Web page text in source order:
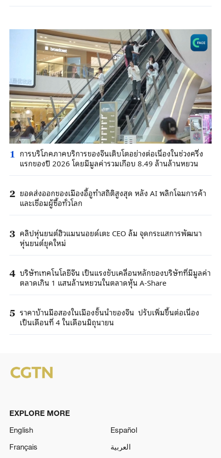
1 การบริโภคภาคบริการของจีนเติบโตอย่างต่อเนื่องในช่วงครึ่ง
แรกของปี 2026 โดยมีมูลค่ารวมเกือบ 8.49 ล้านล้านหยวน
2 ยอดส่งออกของเมืองอี้อูทำสถิติสูงสุด หลัง AI พลิกโฉมการค้า
และเชื่อมผู้ซื้อทั่วโลก
3 คลิปหุ่นยนต์ฮิวแมนนอยด์เตะ CEO ล้ม จุดกระแสการพัฒนา
หุ่นยนต์ยุคใหม่
4 บริษัทเทคโนโลยีจีน เป็นแรงขับเคลื่อนหลักของบริษัทที่มีมูลค่า
ตลาดเกิน 1 แสนล้านหยวนในตลาดหุ้น A-Share
5 ราคาบ้านมือสองในเมืองชั้นนำของจีน ปรับเพิ่มขึ้นต่อเนื่อง
เป็นเดือนที่ 4 ในเดือนมิถุนายน
EXPLORE MORE
English
Español
Français
العربية